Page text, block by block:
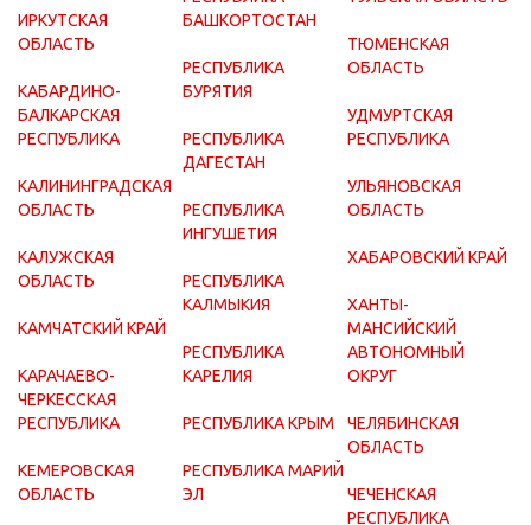
ИРКУТСКАЯ
ОБЛАСТЬ
КАБАРДИНО-
БАЛКАРСКАЯ
РЕСПУБЛИКА
КАЛИНИНГРАДСКАЯ
ОБЛАСТЬ
КАЛУЖСКАЯ
ОБЛАСТЬ
КАМЧАТСКИЙ КРАЙ
КАРАЧАЕВО-
ЧЕРКЕССКАЯ
РЕСПУБЛИКА
КЕМЕРОВСКАЯ
ОБЛАСТЬ
БАШКОРТОСТАН
РЕСПУБЛИКА
БУРЯТИЯ
РЕСПУБЛИКА
ДАГЕСТАН
РЕСПУБЛИКА
ИНГУШЕТИЯ
РЕСПУБЛИКА
КАЛМЫКИЯ
РЕСПУБЛИКА
КАРЕЛИЯ
РЕСПУБЛИКА КРЫМ
РЕСПУБЛИКА МАРИЙ
ЭЛ
ТЮМЕНСКАЯ
ОБЛАСТЬ
УДМУРТСКАЯ
РЕСПУБЛИКА
УЛЬЯНОВСКАЯ
ОБЛАСТЬ
ХАБАРОВСКИЙ КРАЙ
ХАНТЫ-
МАНСИЙСКИЙ
АВТОНОМНЫЙ
ОКРУГ
ЧЕЛЯБИНСКАЯ
ОБЛАСТЬ
ЧЕЧЕНСКАЯ
РЕСПУБЛИКА